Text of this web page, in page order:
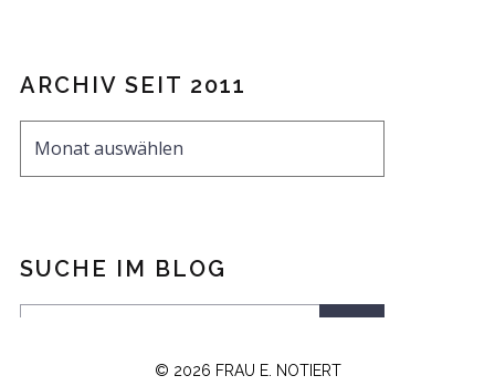
ARCHIV SEIT 2011
SUCHE IM BLOG
© 2026 FRAU E. NOTIERT